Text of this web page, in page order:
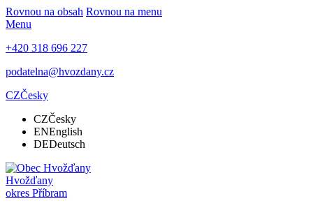
Rovnou na obsah Rovnou na menu
Menu
+420 318 696 227
podatelna@hvozdany.cz
CZČesky
CZČesky
ENEnglish
DEDeutsch
Hvožďany
okres Příbram